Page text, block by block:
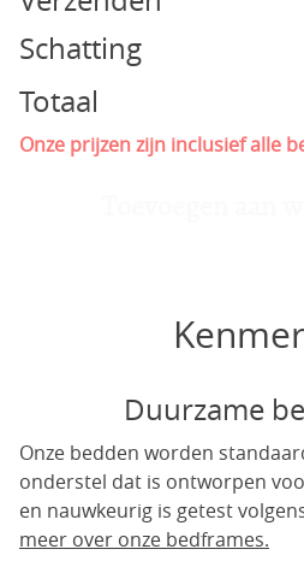
Schatting
Totaal
Onze prijzen zijn inclusief alle
Duurzame
Onze bedden worden
onderstel dat is ontworpen
en nauwkeurig is getest
meer over onze bedframes.